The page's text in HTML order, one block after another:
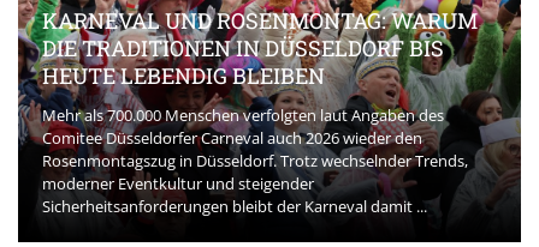
KARNEVAL UND ROSENMONTAG: WARUM
DIE TRADITIONEN IN DÜSSELDORF BIS
HEUTE LEBENDIG BLEIBEN
Mehr als 700.000 Menschen verfolgten laut Angaben des
Comitee Düsseldorfer Carneval auch 2026 wieder den
Rosenmontagszug in Düsseldorf. Trotz wechselnder Trends,
moderner Eventkultur und steigender
Sicherheitsanforderungen bleibt der Karneval damit ...